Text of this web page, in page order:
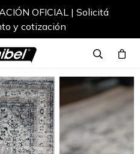
OFICIAL | Solicitá
y cotización